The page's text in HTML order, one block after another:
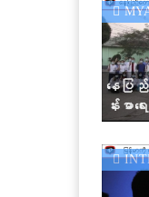
နေပြ
န်းမာ
ဒီနေ့
တယ်။